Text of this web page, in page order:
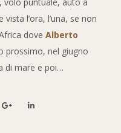
l’ora, l’una, se non
dove Alberto
prossimo, nel giugno
di mare e poi…